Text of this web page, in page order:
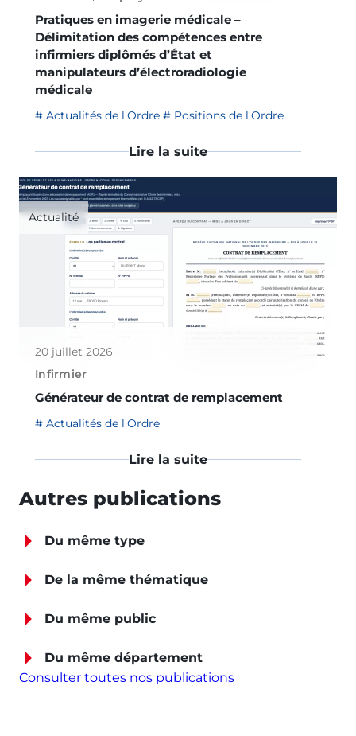
Pratiques en imagerie médicale –
Délimitation des compétences entre
infirmiers diplômés d’État et
manipulateurs d’électroradiologie
médicale
Actualités de l'Ordre Positions de l'Ordre
Lire la suite
Actualité
20 juillet 2026
Infirmier
Générateur de contrat de remplacement
Actualités de l'Ordre
Lire la suite
Autres publications
Du même type
De la même thématique
Du même public
Du même département
Consulter toutes nos publications